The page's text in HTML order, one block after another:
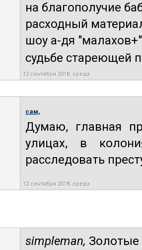
на благополучие
расходный
шоу а-дя
судьбе стареющей
12 сентября 2018, среда
сам,
Думаю, главная
улицах, в
расследовать
12 сентября 2018, среда
simpleman, Золотые